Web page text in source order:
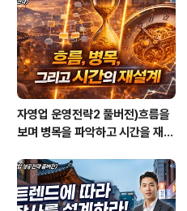
자영업 운영전략2 풀버전)흐름을
보며 병목을 파악하고 시간을 재설